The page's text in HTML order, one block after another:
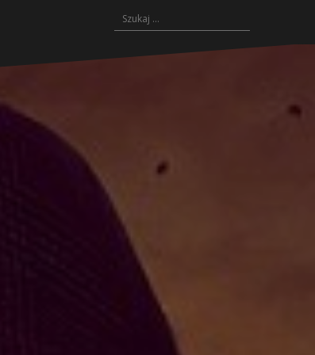
Szukaj: